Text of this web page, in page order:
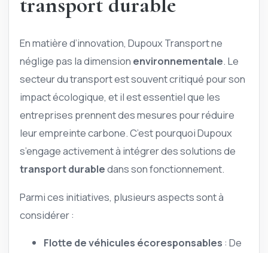
En matière d’innovation, Dupoux Transport ne
néglige pas la dimension environnementale. Le
secteur du transport est souvent critiqué pour son
impact écologique, et il est essentiel que les
entreprises prennent des mesures pour réduire
leur empreinte carbone. C’est pourquoi Dupoux
s’engage activement à intégrer des solutions de
transport durabledans son fonctionnement.
Parmi ces initiatives, plusieurs aspects sont à
considérer :
Flotte de véhicules écoresponsables : De